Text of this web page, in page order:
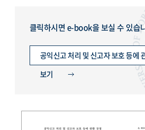
클릭하시면 e-book을 보실 수 있습
공익신고 처리 및 신고자 보호 등에
보기